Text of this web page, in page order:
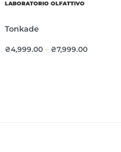
LABORATORIO OLFATTIVO
Tonkade
₴4,999.00– ₴7,999.00